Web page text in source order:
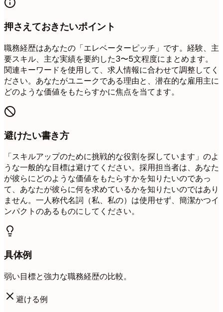
押さえておきたいポイント
職務経歴はあなたの「エレベーターピッチ」です。経験、主
要スキル、主な実績を要約した3〜5文程度にまとめます。
関連キーワードを使用して、求人情報に合わせて調整してく
ださい。あなたがユニークである理由と、潜在的な雇用主に
どのような価値をもたらすかに焦点を当てます。
避けたい書き方
「スキルアップのために挑戦的な役割を探しています」のよ
うな一般的な目標は避けてください。採用担当者は、あなた
が彼らにどのような価値をもたらすかを知りたいのであっ
て、あなたが彼らに何を求めているかを知りたいのではあり
ません。一人称代名詞（私、私の）は使用せず、簡潔かつイ
ンパクトのあるものにしてください。
具体例
弱い目標と強力な職務経歴の比較。
避ける例